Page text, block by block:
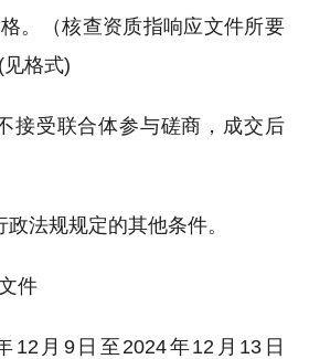
。（核查资质指响应文件所要
格式)
接受联合体参与磋商，成交后
政法规规定的其他条件。
件
12月9日至2024年12月13日